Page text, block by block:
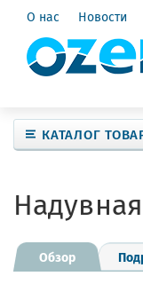
О нас Новости
КАТАЛОГ
Обзор